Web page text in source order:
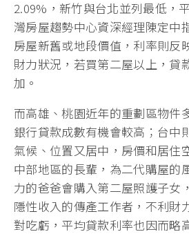
2.09%，新竹與台北並列最低，
灣房屋趨勢中心資深經理陳定中
房屋新舊或地段價值，利率則反
財力狀況，若買第二屋以上，貸
加。
而高雄、桃園近年的重劃區物件
銀行貸款成數有機會較高；台中
氣候、位置又居中，房價和居住
中部地區的長輩，為二代購屋的
力的爸爸會購入第二屋照護子女
隱性收入的傳產工作者，不利財
對吃虧，平均貸款利率也因而略